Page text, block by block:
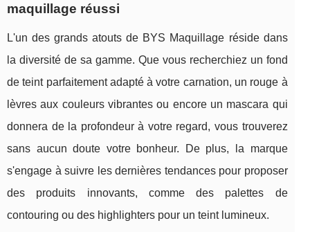
maquillage réussi
L'un des grands atouts de BYS Maquillage réside dans
la diversité de sa gamme. Que vous recherchiez un fond
de teint parfaitement adapté à votre carnation, un rouge à
lèvres aux couleurs vibrantes ou encore un mascara qui
donnera de la profondeur à votre regard, vous trouverez
sans aucun doute votre bonheur. De plus, la marque
s'engage à suivre les dernières tendances pour proposer
des produits innovants, comme des palettes de
contouring ou des highlighters pour un teint lumineux.